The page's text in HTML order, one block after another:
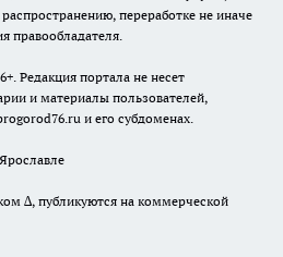
переработке не иначе
правообладателя.
Редакция портала не несет
и материалы пользователей,
и его субдоменах.
∆, публикуются на коммерческой